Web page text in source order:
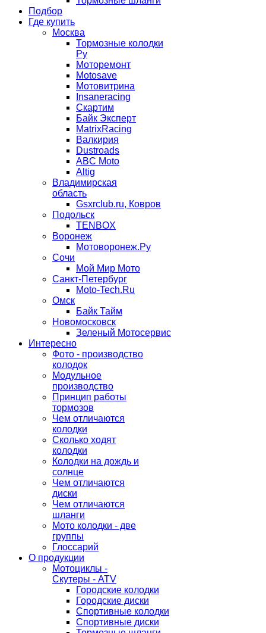
Подбор
Где купить
Москва
Тормозные колодки
Ру
Моторемонт
Motosave
Мотовитрина
Insaneracing
Скартим
Байк Эксперт
MatrixRacing
Валкирия
Dustroads
ABC Moto
Altig
Владимирская
область
Gsxrclub.ru, Ковров
Подольск
TENBOX
Воронеж
Мотоворонеж.Ру
Сочи
Мой Мир Мото
Санкт-Петербург
Moto-Tech.Ru
Омск
Байк Тайм
Новомосковск
Зеленый Мотосервис
Интересно
Фото - производство
колодок
Модульное
производство
Принцип работы
тормозов
Чем отличаются
колодки
Сколько ходят
колодки
Колодки на дождь и
солнце
Чем отличаются
диски
Чем отличаются
шланги
Мото колодки - две
группы
Глоссарий
О продукции
Мотоциклы -
Скутеры - ATV
Городские колодки
Городские диски
Спортивные колодки
Спортивные диски